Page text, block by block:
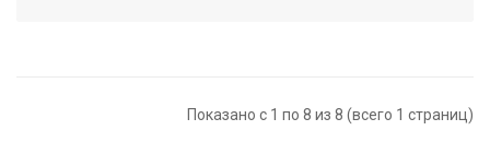
Показано с 1 по 8 из 8 (всего 1 страниц)